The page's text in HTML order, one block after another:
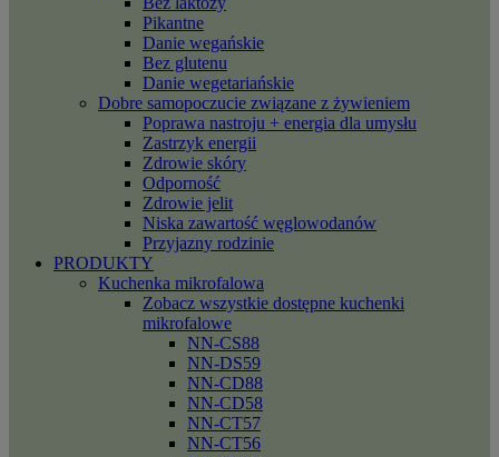
Pikantne
Danie wegańskie
Bez glutenu
Danie wegetariańskie
Dobre samopoczucie związane z żywieniem
Poprawa nastroju + energia dla umysłu
Zastrzyk energii
Zdrowie skóry
Odporność
Zdrowie jelit
Niska zawartość węglowodanów
Przyjazny rodzinie
PRODUKTY
Kuchenka mikrofalowa
Zobacz wszystkie dostępne kuchenki
mikrofalowe
NN-CS88
NN-DS59
NN-CD88
NN-CD58
NN-CT57
NN-CT56